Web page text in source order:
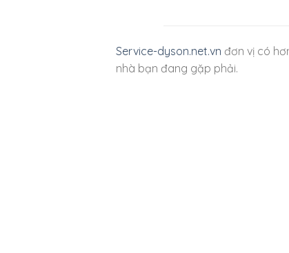
Service-dyson.net.vn đơn vị có
nhà bạn đang gặp phải.